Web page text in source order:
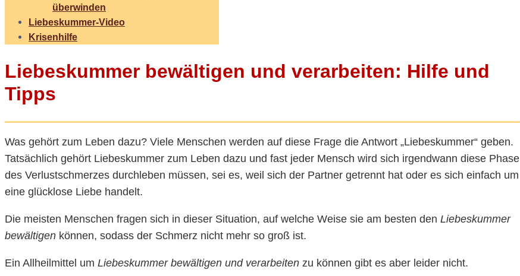
überwinden
Liebeskummer-Video
Krisenhilfe
Liebeskummer bewältigen und verarbeiten: Hilfe und
Tipps
Was gehört zum Leben dazu? Viele Menschen werden auf diese Frage die Antwort „Liebeskummer“ geben.
Tatsächlich gehört Liebeskummer zum Leben dazu und fast jeder Mensch wird sich irgendwann diese Phase
des Verlustschmerzes durchleben müssen, sei es, weil sich der Partner getrennt hat oder es sich einfach um
eine glücklose Liebe handelt.
Die meisten Menschen fragen sich in dieser Situation, auf welche Weise sie am besten den Liebeskummer
bewältigen können, sodass der Schmerz nicht mehr so groß ist.
Ein Allheilmittel um Liebeskummer bewältigen und verarbeiten zu können gibt es aber leider nicht.